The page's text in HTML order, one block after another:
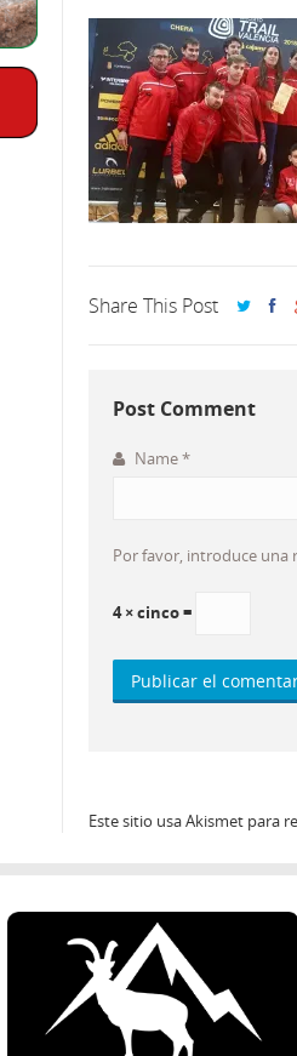
Share This Post
Post Comment
Name*
Por favor, introduce una
4 × cinco =
Este sitio usa Akismet para